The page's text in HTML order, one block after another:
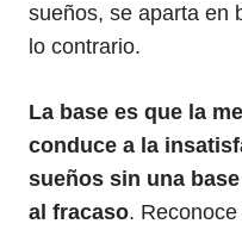
sueños, se aparta en
lo contrario.
La base es que la
conduce a la
sueños sin una
al fracaso.